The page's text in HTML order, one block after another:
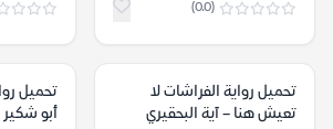
(0.0)
تحميل رواية الفراشات لا
تعيش هنا – آية البحقيري
تحميل
أبو شكير